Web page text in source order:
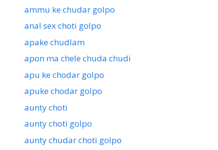
ammu ke chudar golpo
anal sex choti golpo
apake chudlam
apon ma chele chuda chudi
apu ke chodar golpo
apuke chodar golpo
aunty choti
aunty choti golpo
aunty chudar choti golpo